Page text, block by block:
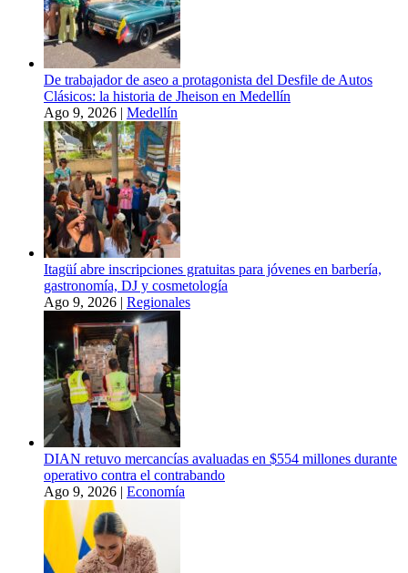
De trabajador de aseo a protagonista del Desfile de Autos
Clásicos: la historia de Jheison en Medellín
Ago 9, 2026 | Medellín
Itagüí abre inscripciones gratuitas para jóvenes en barbería,
gastronomía, DJ y cosmetología
Ago 9, 2026 | Regionales
DIAN retuvo mercancías avaluadas en $554 millones durante
operativo contra el contrabando
Ago 9, 2026 | Economía